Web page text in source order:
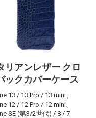
リアンレザー クロ
ックカバーケース
13 / 13 Pro / 13 mini、
12 / 12 Pro / 12 mini、
SE (第3/2世代) / 8 / 7